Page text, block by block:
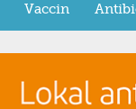
Vaccin